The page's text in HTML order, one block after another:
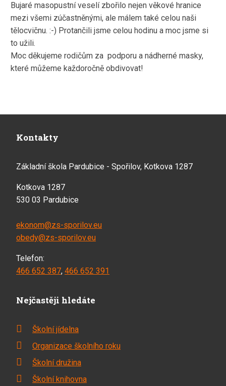
Bujaré masopustní veselí zbořilo nejen věkové hranice
mezi všemi zúčastněnými, ale málem také celou naši
tělocvičnu. :-) Protančili jsme celou hodinu a moc jsme si
to užili.
Moc děkujeme rodičům za podporu a nádherné masky,
které můžeme každoročně obdivovat!
Kontakty
Základní škola Pardubice - Spořilov, Kotkova 1287
Kotkova 1287
530 03 Pardubice
ekonom@zs-sporilov.eu
obedy@zs-sporilov.eu
Telefon:
466 652 387, 466 652 391
Nejčastěji hledáte
Školní jídelna
Organizace školního roku
Školní družina
Školní knihovna